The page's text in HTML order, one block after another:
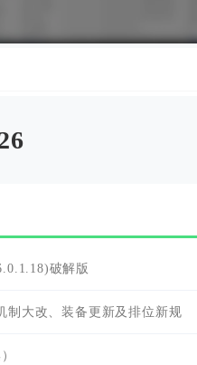
破解版
制大改、装备更新及排位新规